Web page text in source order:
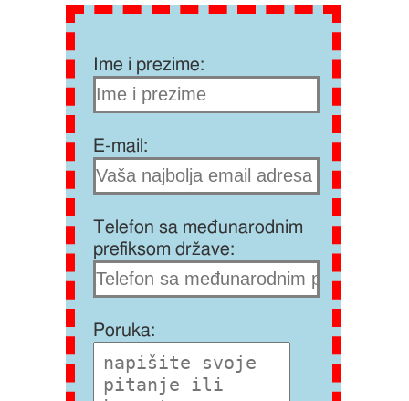
Ime i prezime:
E-mail:
Telefon sa međunarodnim
prefiksom države:
Poruka: